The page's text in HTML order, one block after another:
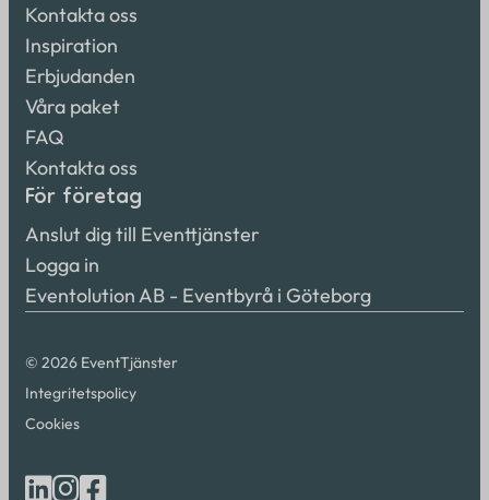
Kontakta oss
Inspiration
Erbjudanden
Våra paket
FAQ
Kontakta oss
För företag
Anslut dig till Eventtjänster
Logga in
Eventolution AB - Eventbyrå i Göteborg
© 2026 EventTjänster
Integritetspolicy
Cookies